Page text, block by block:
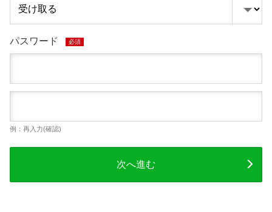
パスワード 必須
例：再入力(確認)
次へ進む